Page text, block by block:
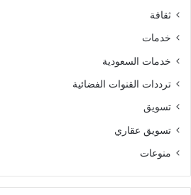
ثقافة
خدمات
خدمات السعودية
ترددات القنوات الفضائية
تسويق
تسويق عقاري
منوعات